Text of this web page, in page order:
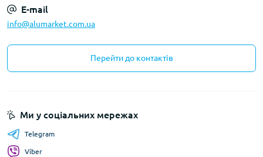
E-mail
info@alumarket.com.ua
Перейти до контактів
Ми у соціальних мережах
Telegram
Viber